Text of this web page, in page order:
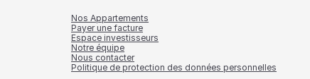
Nos Appartements
Payer une facture
Espace investisseurs
Notre équipe
Nous contacter
Politique de protection des données personnelles